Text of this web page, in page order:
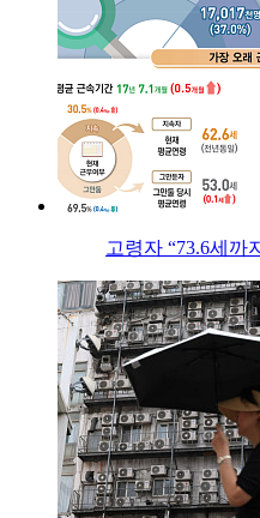
고령자 “73.6세까